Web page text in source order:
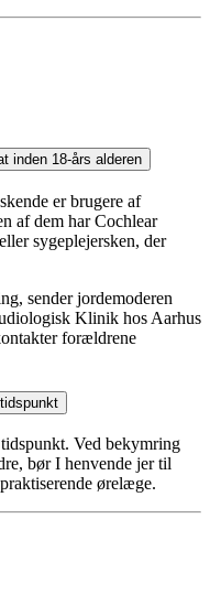
inden 18-års alderen
er brugere af
af dem har Cochlear
sygeplejersken, der
sender jordemoderen
Klinik hos Aarhus
forældrene
Ved bekymring
bør I henvende jer til
ørelæge.